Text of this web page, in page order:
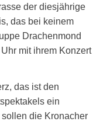
der diesjährige
das bei keinem
Drachenmond
mit ihrem Konzert
das ist den
ein
die Kronacher